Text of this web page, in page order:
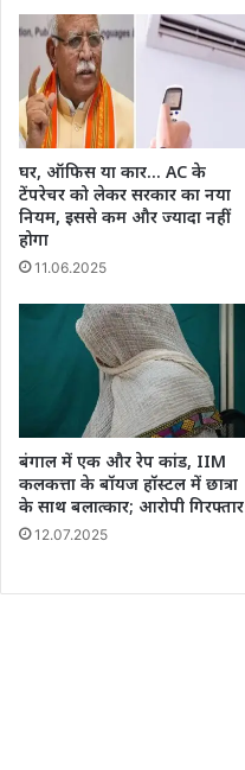
घर, ऑफ‍िस या कार… AC के
टेंपरेचर को लेकर सरकार का नया
नियम, इससे कम और ज्यादा नहीं
होगा
11.06.2025
बंगाल में एक और रेप कांड, IIM
कलकत्ता के बॉयज हॉस्टल में छात्रा
के साथ बलात्कार; आरोपी गिरफ्तार
12.07.2025